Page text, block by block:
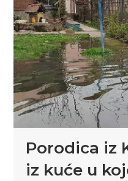
Porodica iz
iz kuće u